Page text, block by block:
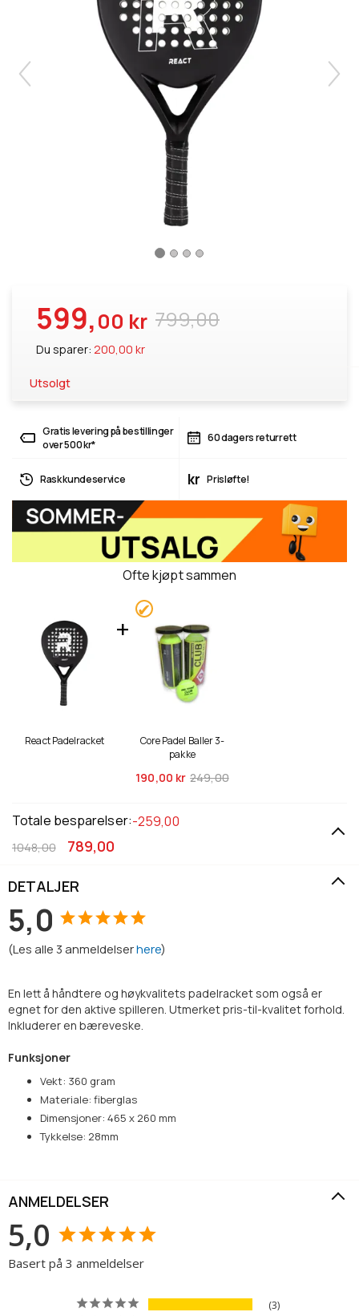
799,00
599,00 kr
Du sparer: 200,00 kr
Utsolgt
Gratis levering på bestillinger
over 500 kr*
60 dagers returrett
Rask kundeservice kr Prisløfte!
Ofte kjøpt sammen
React Padelracket
Core Padel Baller 3-
pakke
190,00 kr 249,00
Totale besparelser:-259,00
789,00
1048,00
DETALJER
5,0
(Les alle 3anmeldelserhere)
En lett å håndtere og høykvalitets padelracket som også er
egnet for den aktive spilleren. Utmerket pris-til-kvalitet forhold.
Inkluderer en bæreveske.
Funksjoner
Vekt: 360 gram
Materiale: fiberglas
Dimensjoner: 465 x 260 mm
Tykkelse: 28mm
ANMELDELSER
5,0
Basert på 3 anmeldelser
3